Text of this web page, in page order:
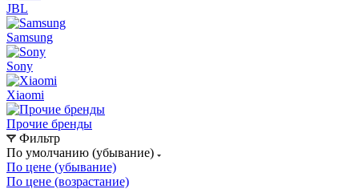
JBL
Samsung
Sony
Xiaomi
Прочие бренды
Фильтр
По умолчанию (убывание)
По цене (убывание)
По цене (возрастание)